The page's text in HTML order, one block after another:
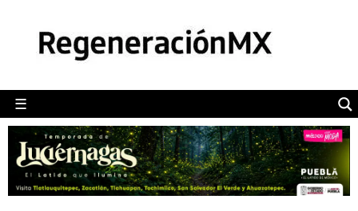
☰
POLÍTICA
CAMALEÓN
OPINIÓN
DEPORTES